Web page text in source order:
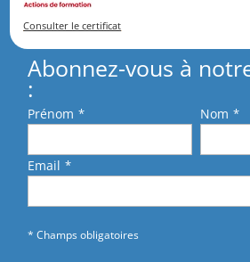
Consulter le certificat
Abonnez-vous à
:
Prénom * Nom *
Email *
* Champs obligatoires